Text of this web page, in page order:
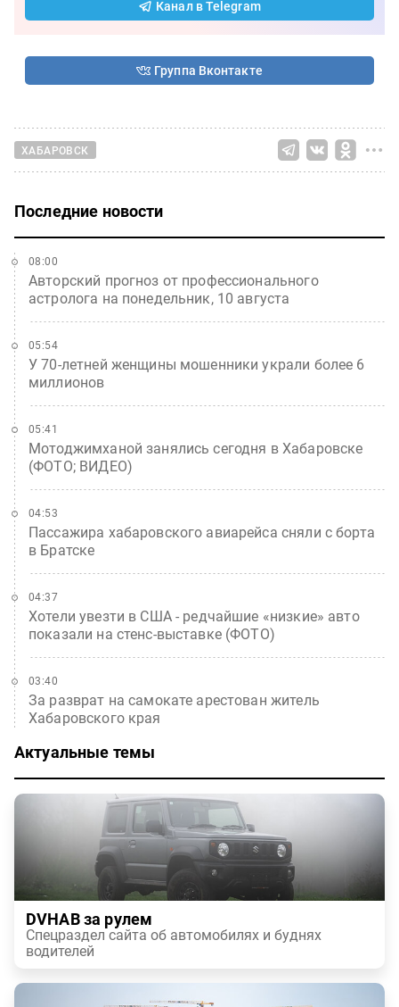
Канал в Telegram
Группа Вконтакте
ХАБАРОВСК
Последние новости
Авторский прогноз от профессионального
астролога на понедельник, 10 августа
08:00
У 70-летней женщины мошенники украли более 6
миллионов
05:54
Мотоджимханой занялись сегодня в Хабаровске
(ФОТО; ВИДЕО)
05:41
Пассажира хабаровского авиарейса сняли с борта
в Братске
04:53
Хотели увезти в США - редчайшие «низкие» авто
показали на стенс-выставке (ФОТО)
04:37
За разврат на самокате арестован житель
Хабаровского края
03:40
Актуальные темы
DVHAB за рулем
Спецраздел сайта об автомобилях и буднях
водителей